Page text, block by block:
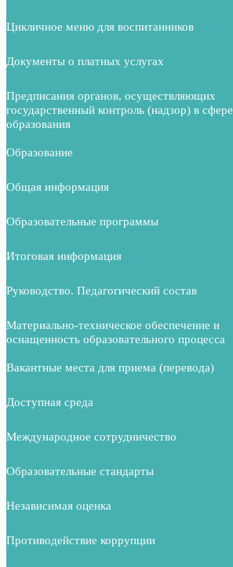
Цикличное меню для воспитанников
Документы о платных услугах
Предписания органов, осуществляющих
государственный контроль (надзор) в сфере
образования
Образование
Общая информация
Образовательные программы
Итоговая информация
Руководство. Педагогический состав
Материально-техническое обеспечение и
оснащенность образовательного процесса
Вакантные места для приема (перевода)
Доступная среда
Международное сотрудничество
Образовательные стандарты
Независимая оценка
Противодействие коррупции